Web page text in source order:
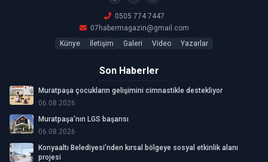
0505 774 7447
07habermagazin@gmail.com
Künye
İletişim Galeri Video Yazarlar
Son Haberler
Muratpaşa çocukların gelişimini cimnastikle destekliyor
06.08.2026
Muratpaşa’nın LGS başarısı
06.08.2026
Konyaaltı Belediyesi'nden kırsal bölgeye sosyal etkinlik alanı
projesi